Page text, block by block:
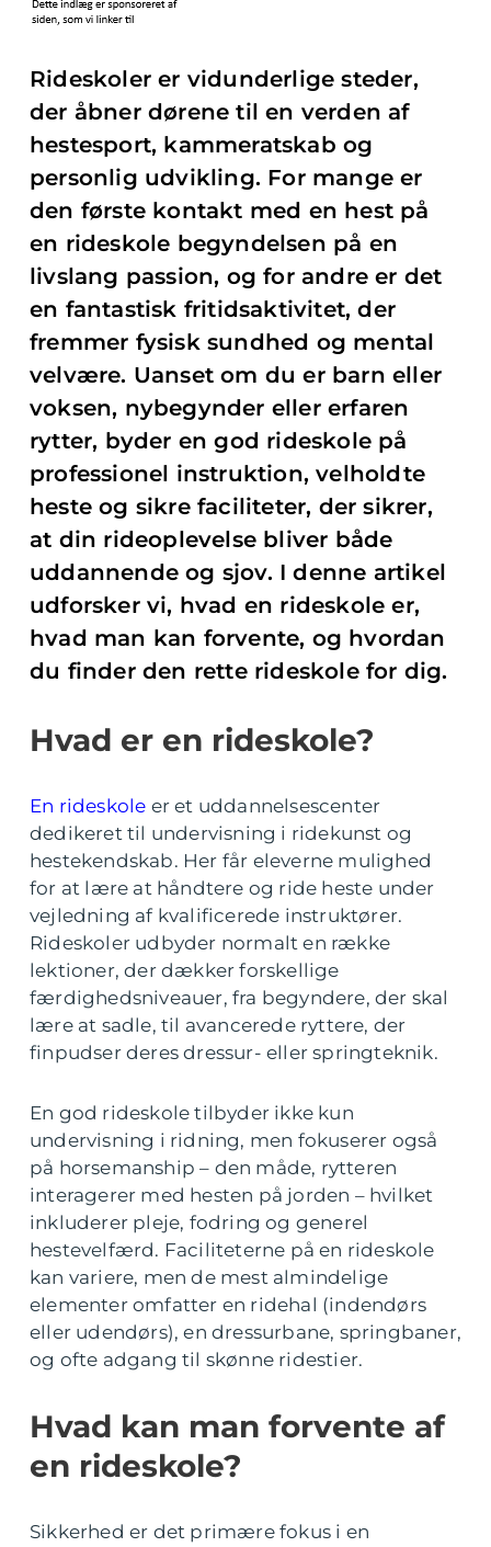
Rideskoler er vidunderlige steder,
der åbner dørene til en verden af
hestesport, kammeratskab og
personlig udvikling. For mange er
den første kontakt med en hest på
en rideskole begyndelsen på en
livslang passion, og for andre er det
en fantastisk fritidsaktivitet, der
fremmer fysisk sundhed og mental
velvære. Uanset om du er barn eller
voksen, nybegynder eller erfaren
rytter, byder en god rideskole på
professionel instruktion, velholdte
heste og sikre faciliteter, der sikrer,
at din rideoplevelse bliver både
uddannende og sjov. I denne artikel
udforsker vi, hvad en rideskole er,
hvad man kan forvente, og hvordan
du finder den rette rideskole for dig.
Hvad er en rideskole?
En rideskole er et uddannelsescenter
dedikeret til undervisning i ridekunst og
hestekendskab. Her får eleverne mulighed
for at lære at håndtere og ride heste under
vejledning af kvalificerede instruktører.
Rideskoler udbyder normalt en række
lektioner, der dækker forskellige
færdighedsniveauer, fra begyndere, der skal
lære at sadle, til avancerede ryttere, der
finpudser deres dressur- eller springteknik.
En god rideskole tilbyder ikke kun
undervisning i ridning, men fokuserer også
på horsemanship – den måde, rytteren
interagerer med hesten på jorden – hvilket
inkluderer pleje, fodring og generel
hestevelfærd. Faciliteterne på en rideskole
kan variere, men de mest almindelige
elementer omfatter en ridehal (indendørs
eller udendørs), en dressurbane, springbaner,
og ofte adgang til skønne ridestier.
Hvad kan man forvente af
en rideskole?
Sikkerhed er det primære fokus i en